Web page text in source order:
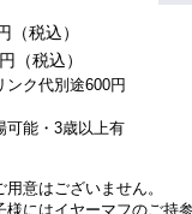
（税込）
（税込）
ク代別途600円
能・ 3歳以上有
意はございません。
様にはイヤーマフのご持